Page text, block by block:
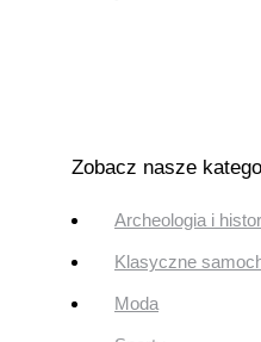
Zobacz nasze
Archeologia i
Klasyczne
Moda